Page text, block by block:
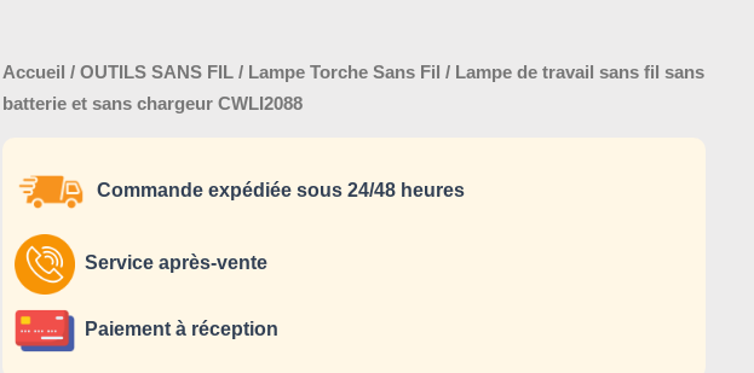
Accueil / OUTILS SANS FIL/ Lampe Torche Sans Fil / Lampe de travail sans fil sans
batterie et sans chargeur CWLI2088
Commande expédiée sous 24/48 heures
Service après-vente
Paiement à réception
Le
prix
135,000 د.ت.
Le
quantité
de
travail
fil
sans
batterie
et